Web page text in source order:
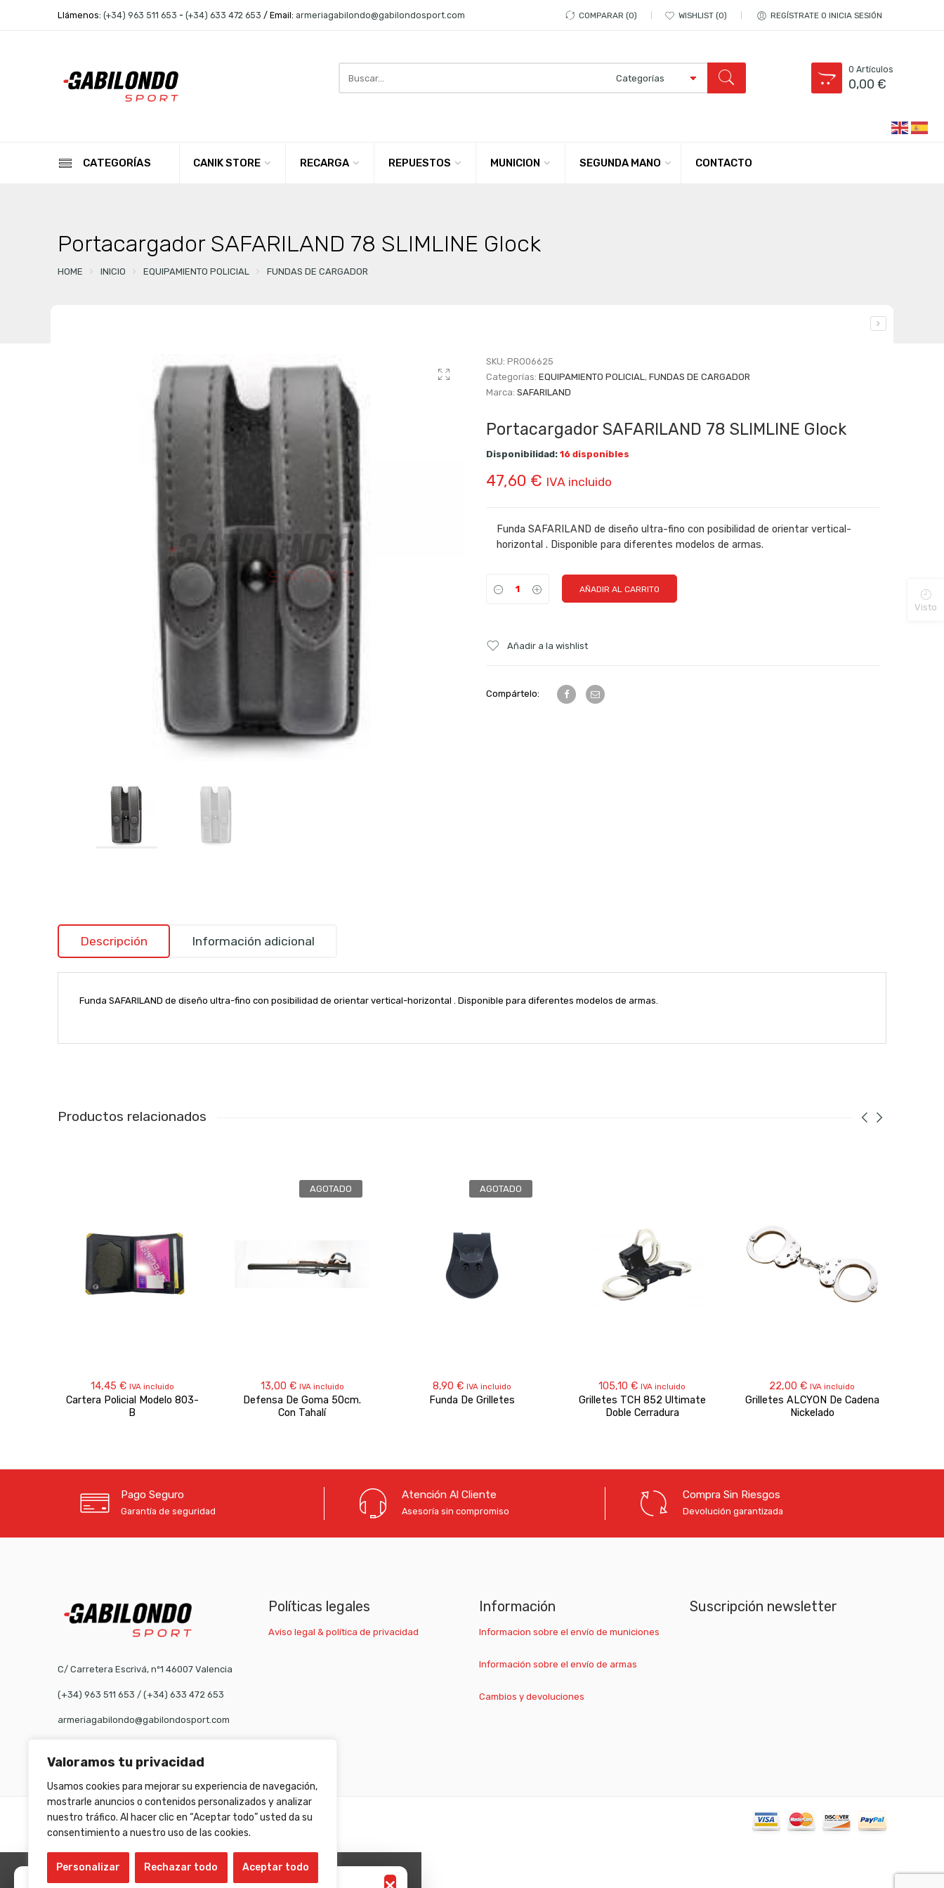
Valoramos tu privacidad
Usamos cookies para mejorar su experiencia de navegación,
mostrarle anuncios o contenidos personalizados y analizar
nuestro tráfico. Al hacer clic en “Aceptar todo” usted da su
consentimiento a nuestro uso de las cookies.
Personalizar Rechazar todo Aceptar todo
Llámenos: (+34) 963 511 653 - (+34) 633 472 653 / Email: armeriagabilondo@gabilondosport.com COMPARAR 0 WISHLIST 0 REGÍSTRATE O INICIA SESIÓN
here
0 Artículos
0,00€
CATEGORÍAS CANIK STORE RECARGA REPUESTOS MUNICION SEGUNDA MANO CONTACTO
Portacargador SAFARILAND 78 SLIMLINE Glock
HOME INICIO EQUIPAMIENTO POLICIAL FUNDAS DE CARGADOR
SKU: PRO06625
Categorías: EQUIPAMIENTO POLICIAL, FUNDAS DE CARGADOR
Marca: SAFARILAND
Portacargador SAFARILAND 78 SLIMLINE Glock
Disponibilidad: 16 disponibles
47,60 € IVA incluido
Funda SAFARILAND de diseño ultra-fino con posibilidad de orientar vertical-
horizontal . Disponible para diferentes modelos de armas.
AÑADIR AL CARRITO
Añadir a la wishlist
Compártelo:
Descripción Información adicional
Funda SAFARILAND de diseño ultra-fino con posibilidad de orientar vertical-horizontal . Disponible para diferentes modelos de armas.
Productos relacionados
14,45 € IVA incluido
Cartera Policial Modelo 803-
B
AGOTADO
13,00 € IVA incluido
Defensa De Goma 50cm.
Con Tahalí
AGOTADO
8,90 € IVA incluido
Funda De Grilletes
105,10 € IVA incluido
Grilletes TCH 852 Ultimate
Doble Cerradura
22,00 € IVA incluido
Grilletes ALCYON De Cadena
Nickelado
Pago Seguro
Garantía de seguridad
Atención Al Cliente
Asesoría sin compromiso
Compra Sin Riesgos
Devolución garantizada
C/ Carretera Escrivá, nº1 46007 Valencia
(+34) 963 511 653 / (+34) 633 472 653
armeriagabilondo@gabilondosport.com
Políticas legales
Aviso legal & política de privacidad
Información
Informacion sobre el envío de municiones
Información sobre el envío de armas
Cambios y devoluciones
Suscripción newsletter
©Gabilondo sport - All Right reserved!
Visto